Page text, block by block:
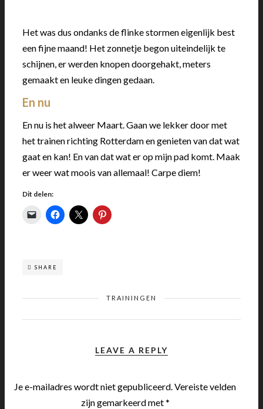
Het was dus ondanks de flinke stormen eigenlijk best
een fijne maand! Het zonnetje begon uiteindelijk te
schijnen, er werden knopen doorgehakt, meters
gemaakt en leuke dingen gedaan.
En nu
En nu is het alweer Maart. Gaan we lekker door met
het trainen richting Rotterdam en genieten van dat wat
gaat en kan! En van dat wat er op mijn pad komt. Maak
er weer wat moois van allemaal! Carpe diem!
Dit delen:
SHARE
TRAININGEN
LEAVE A REPLY
Je e-mailadres wordt niet gepubliceerd.Vereiste velden
zijn gemarkeerd met*